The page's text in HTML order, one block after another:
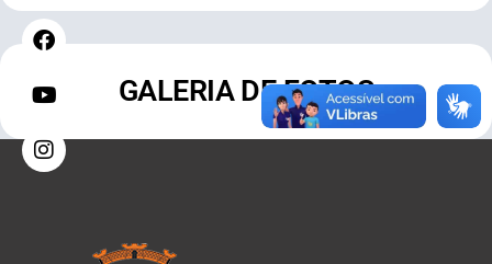
GALERIA DE FOTOS